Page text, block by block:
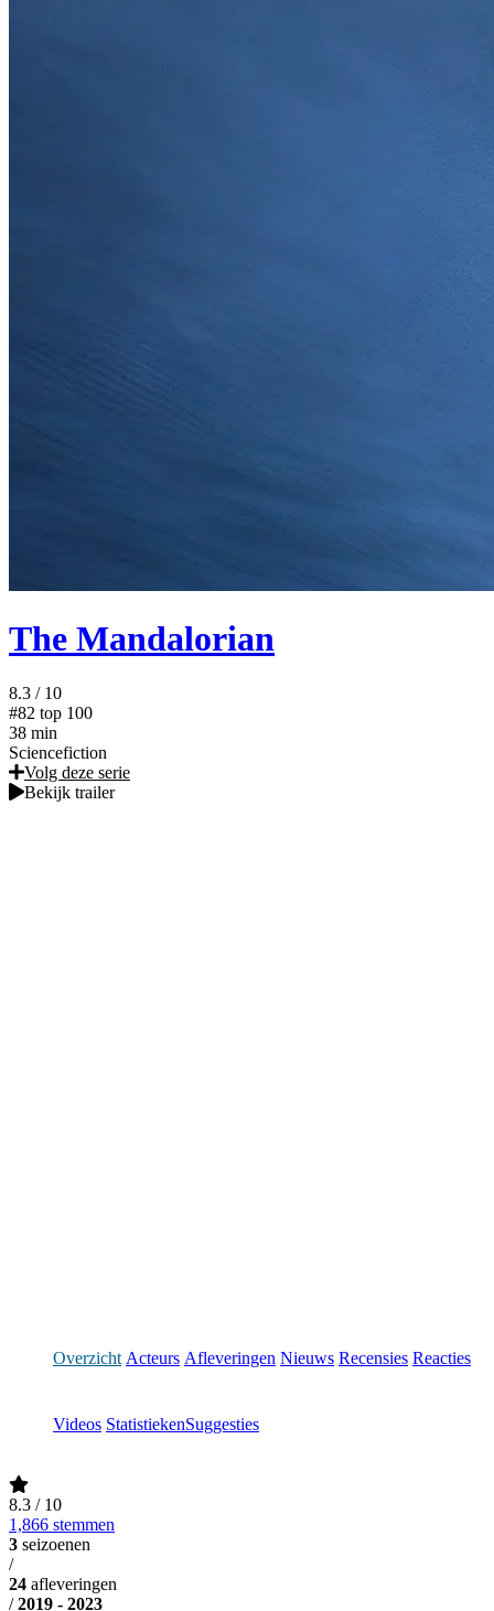
The Mandalorian
8.3 / 10
#82 top 100
38 min
Sciencefiction
Volg deze serie
Bekijk trailer
Overzicht Acteurs Afleveringen Nieuws Recensies Reacties
Videos StatistiekenSuggesties
8.3 / 10
1,866 stemmen
3 seizoenen
/
24 afleveringen
/ 2019 - 2023